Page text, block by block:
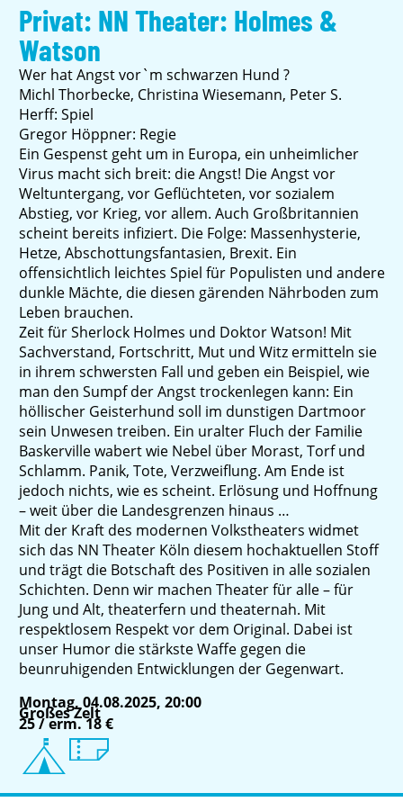
Privat: NN Theater: Holmes &
Watson
Wer hat Angst vor`m schwarzen Hund ?
Michl Thorbecke, Christina Wiesemann, Peter S.
Herff: Spiel
Gregor Höppner: Regie
Ein Gespenst geht um in Europa, ein unheimlicher
Virus macht sich breit: die Angst! Die Angst vor
Weltuntergang, vor Geflüchteten, vor sozialem
Abstieg, vor Krieg, vor allem. Auch Großbritannien
scheint bereits infiziert. Die Folge: Massenhysterie,
Hetze, Abschottungsfantasien, Brexit. Ein
offensichtlich leichtes Spiel für Populisten und andere
dunkle Mächte, die diesen gärenden Nährboden zum
Leben brauchen.
Zeit für Sherlock Holmes und Doktor Watson! Mit
Sachverstand, Fortschritt, Mut und Witz ermitteln sie
in ihrem schwersten Fall und geben ein Beispiel, wie
man den Sumpf der Angst trockenlegen kann: Ein
höllischer Geisterhund soll im dunstigen Dartmoor
sein Unwesen treiben. Ein uralter Fluch der Familie
Baskerville wabert wie Nebel über Morast, Torf und
Schlamm. Panik, Tote, Verzweiflung. Am Ende ist
jedoch nichts, wie es scheint. Erlösung und Hoffnung
– weit über die Landesgrenzen hinaus …
Mit der Kraft des modernen Volkstheaters widmet
sich das NN Theater Köln diesem hochaktuellen Stoff
und trägt die Botschaft des Positiven in alle sozialen
Schichten. Denn wir machen Theater für alle – für
Jung und Alt, theaterfern und theaternah. Mit
respektlosem Respekt vor dem Original. Dabei ist
unser Humor die stärkste Waffe gegen die
beunruhigenden Entwicklungen der Gegenwart.
Montag, 04.08.2025, 20:00
Großes Zelt
25 / erm. 18 €